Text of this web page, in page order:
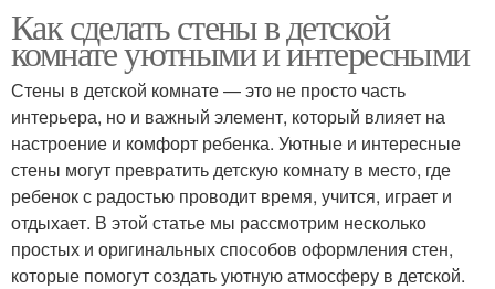
Как сделать стены в детской
комнате уютными и интересными
Стены в детской комнате — это не просто часть
интерьера, но и важный элемент, который влияет на
настроение и комфорт ребенка. Уютные и интересные
стены могут превратить детскую комнату в место, где
ребенок с радостью проводит время, учится, играет и
отдыхает. В этой статье мы рассмотрим несколько
простых и оригинальных способов оформления стен,
которые помогут создать уютную атмосферу в детской.